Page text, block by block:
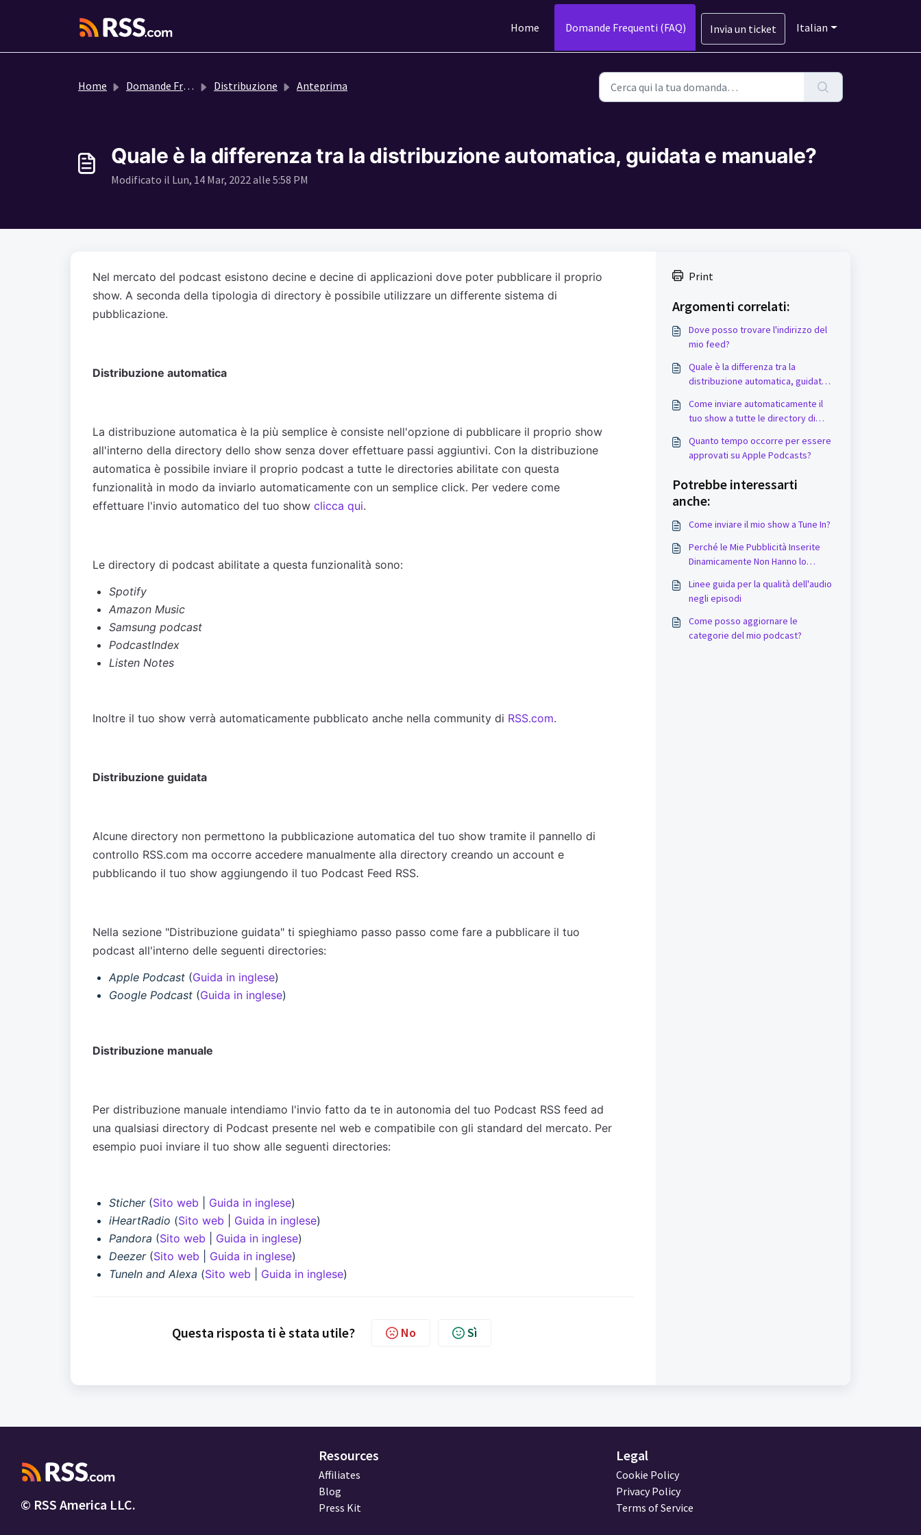
Home
Domande Frequenti (FAQ) Invia un ticket Italian
Home Domande Frequenti (FAQ) Distribuzione Anteprima
Quale è la differenza tra la distribuzione automatica, guidata e manuale?
Modificato il Lun, 14 Mar, 2022 alle 5:58 PM
Nel mercato del podcast esistono decine e decine di applicazioni dove poter pubblicare il proprio
show. A seconda della tipologia di directory è possibile utilizzare un differente sistema di
pubblicazione.
Distribuzione automatica
La distribuzione automatica è la più semplice è consiste nell'opzione di pubblicare il proprio show
all'interno della directory dello show senza dover effettuare passi aggiuntivi. Con la distribuzione
automatica è possibile inviare il proprio podcast a tutte le directories abilitate con questa
funzionalità in modo da inviarlo automaticamente con un semplice click. Per vedere come
effettuare l'invio automatico del tuo show clicca qui.
Le directory di podcast abilitate a questa funzionalità sono:
Spotify
Amazon Music
Samsung podcast
PodcastIndex
Listen Notes
Inoltre il tuo show verrà automaticamente pubblicato anche nella community di RSS.com.
Distribuzione guidata
Alcune directory non permettono la pubblicazione automatica del tuo show tramite il pannello di
controllo RSS.com ma occorre accedere manualmente alla directory creando un account e
pubblicando il tuo show aggiungendo il tuo Podcast Feed RSS.
Nella sezione "Distribuzione guidata" ti spieghiamo passo passo come fare a pubblicare il tuo
podcast all'interno delle seguenti directories:
Apple Podcast (Guida in inglese)
Google Podcast (Guida in inglese)
Distribuzione manuale
Per distribuzione manuale intendiamo l'invio fatto da te in autonomia del tuo Podcast RSS feed ad
una qualsiasi directory di Podcast presente nel web e compatibile con gli standard del mercato. Per
esempio puoi inviare il tuo show alle seguenti directories:
Sticher(Sito web Guida in inglese)
iHeartRadio (Sito web Guida in inglese)
Pandora (Sito web Guida in inglese)
Deezer(Sito web Guida in inglese)
TuneIn and Alexa (Sito web Guida in inglese)
Questa risposta ti è stata utile? No Sì
Print
Argomenti correlati:
Dove posso trovare l'indirizzo del
mio feed?
Quale è la differenza tra la
distribuzione automatica, guidata e
Come inviare automaticamente il
tuo show a tutte le directory di
Quanto tempo occorre per essere
approvati su Apple Podcasts?
Potrebbe interessarti
anche:
Come inviare il mio show a Tune In?
Perché le Mie Pubblicità Inserite
Dinamicamente Non Hanno lo
Podcast?
Linee guida per la qualità dell'audio
negli episodi
Come posso aggiornare le
categorie del mio podcast?
© RSS America LLC.
Resources
Affiliates
Blog
Press Kit
Legal
Cookie Policy
Privacy Policy
Terms of Service